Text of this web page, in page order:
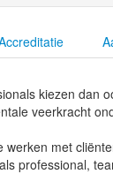
kiezen dan
veerkracht
met
professional,